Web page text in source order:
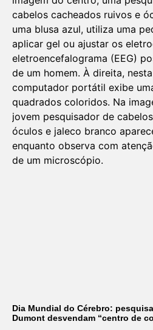
Dia Mundial do Cérebro:
Dumont desvendam “centro de